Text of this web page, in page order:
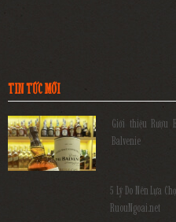
TIN TỨC MỚI
Giới thiệu Rượu
Balvenie
5 Lý Do Nên Lựa
RuouNgoai.net